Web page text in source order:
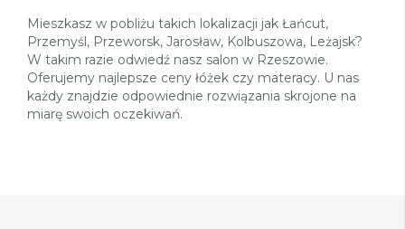
Mieszkasz w pobliżu takich lokalizacji jak Łańcut,
Przemyśl, Przeworsk, Jarosław, Kolbuszowa, Leżajsk?
W takim razie odwiedź nasz salon w Rzeszowie.
Oferujemy najlepsze ceny łóżek czy materacy. U nas
każdy znajdzie odpowiednie rozwiązania skrojone na
miarę swoich oczekiwań.